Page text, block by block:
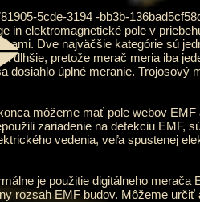
5cde-3194 -bb3b-
in elektromagnetické pole v
Dve najväčšie kategórie sú
dlhšie, pretože merač meria iba
úplné meranie. Trojosový
môžeme mať pole webov EMF
zariadenie na detekciu EMF,
vedenia, veľa spustenej
je použitie digitálneho merača
rozsah EMF budov. Môžeme